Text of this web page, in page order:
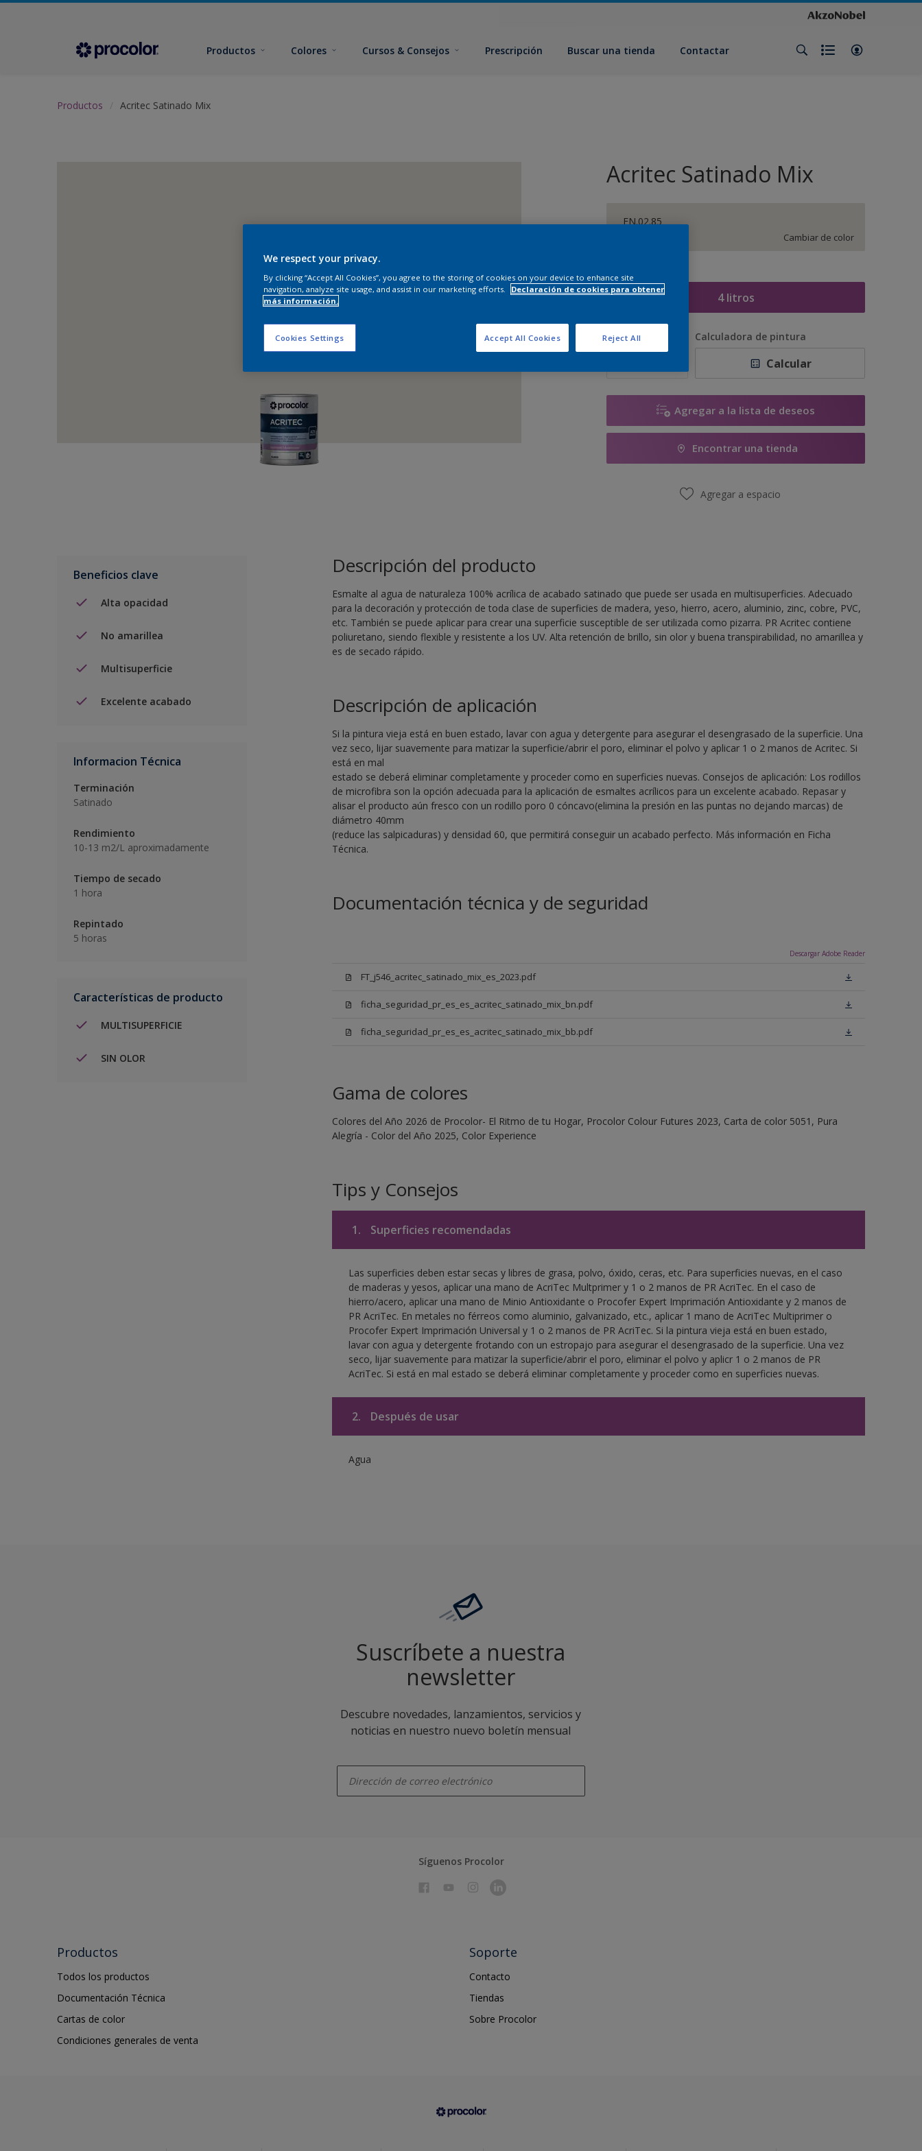
Productos Colores Cursos & Consejos Prescripción Buscar una tienda Contactar
Productos Acritec Satinado Mix
Acritec Satinado Mix
FN.02.85
Cambiar de color
Tamaño
4 litros
Cantidad Calculadora de pintura
Calcular
Agregar a la lista de deseos
Encontrar una tienda
Agregar a espacio
Beneficios clave
Alta opacidad
No amarillea
Multisuperficie
Excelente acabado
Informacion Técnica
Terminación
Satinado
Rendimiento
10-13 m2/L aproximadamente
Tiempo de secado
1 hora
Repintado
5 horas
Características de producto
MULTISUPERFICIE
SIN OLOR
Descripción del producto
Esmalte al agua de naturaleza 100% acrílica de acabado satinado que puede ser usada en multisuperficies. Adecuado
para la decoración y protección de toda clase de superficies de madera, yeso, hierro, acero, aluminio, zinc, cobre, PVC,
etc. También se puede aplicar para crear una superficie susceptible de ser utilizada como pizarra. PR Acritec contiene
poliuretano, siendo flexible y resistente a los UV. Alta retención de brillo, sin olor y buena transpirabilidad, no amarillea y
es de secado rápido.
Descripción de aplicación
Si la pintura vieja está en buen estado, lavar con agua y detergente para asegurar el desengrasado de la superficie. Una
vez seco, lijar suavemente para matizar la superficie/abrir el poro, eliminar el polvo y aplicar 1 o 2 manos de Acritec. Si
está en mal
estado se deberá eliminar completamente y proceder como en superficies nuevas. Consejos de aplicación: Los rodillos
de microfibra son la opción adecuada para la aplicación de esmaltes acrílicos para un excelente acabado. Repasar y
alisar el producto aún fresco con un rodillo poro 0 cóncavo(elimina la presión en las puntas no dejando marcas) de
diámetro 40mm
(reduce las salpicaduras) y densidad 60, que permitirá conseguir un acabado perfecto. Más información en Ficha
Técnica.
Documentación técnica y de seguridad
Descargar Adobe Reader
FT_j546_acritec_satinado_mix_es_2023.pdf
ficha_seguridad_pr_es_es_acritec_satinado_mix_bn.pdf
ficha_seguridad_pr_es_es_acritec_satinado_mix_bb.pdf
Gama de colores
Colores del Año 2026 de Procolor- El Ritmo de tu Hogar, Procolor Colour Futures 2023, Carta de color 5051, Pura
Alegría - Color del Año 2025, Color Experience
Tips y Consejos
1. Superficies recomendadas
Las superficies deben estar secas y libres de grasa, polvo, óxido, ceras, etc. Para superficies nuevas, en el caso
de maderas y yesos, aplicar una mano de AcriTec Multprimer y 1 o 2 manos de PR AcriTec. En el caso de
hierro/acero, aplicar una mano de Minio Antioxidante o Procofer Expert Imprimación Antioxidante y 2 manos de
PR AcriTec. En metales no férreos como aluminio, galvanizado, etc., aplicar 1 mano de AcriTec Multiprimer o
Procofer Expert Imprimación Universal y 1 o 2 manos de PR AcriTec. Si la pintura vieja está en buen estado,
lavar con agua y detergente frotando con un estropajo para asegurar el desengrasado de la superficie. Una vez
seco, lijar suavemente para matizar la superficie/abrir el poro, eliminar el polvo y aplicr 1 o 2 manos de PR
AcriTec. Si está en mal estado se deberá eliminar completamente y proceder como en superficies nuevas.
2. Después de usar
Agua
Suscríbete a nuestra
newsletter
Descubre novedades, lanzamientos, servicios y
noticias en nuestro nuevo boletín mensual
Síguenos Procolor
Productos
Todos los productos
Documentación Técnica
Cartas de color
Condiciones generales de venta
Soporte
Contacto
Tiendas
Sobre Procolor
We respect your privacy.
By clicking “Accept All Cookies”, you agree to the storing of cookies on your device to enhance site
navigation, analyze site usage, and assist in our marketing efforts.
Declaración de cookies para obtener
más información.
Cookies Settings Reject All
Accept All Cookies